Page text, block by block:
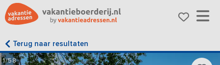
Terug naar resultaten
1/58